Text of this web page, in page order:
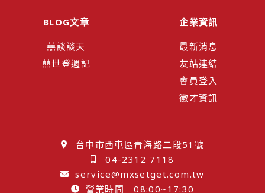
BLOG文章
囍談談天
囍世登週記
企業資訊
最新消息
友站連結
會員登入
徵才資訊
台中市西屯區青海路二段51號
04-2312 7118
service@mxsetget.com.tw
營業時間 08:00~17:30